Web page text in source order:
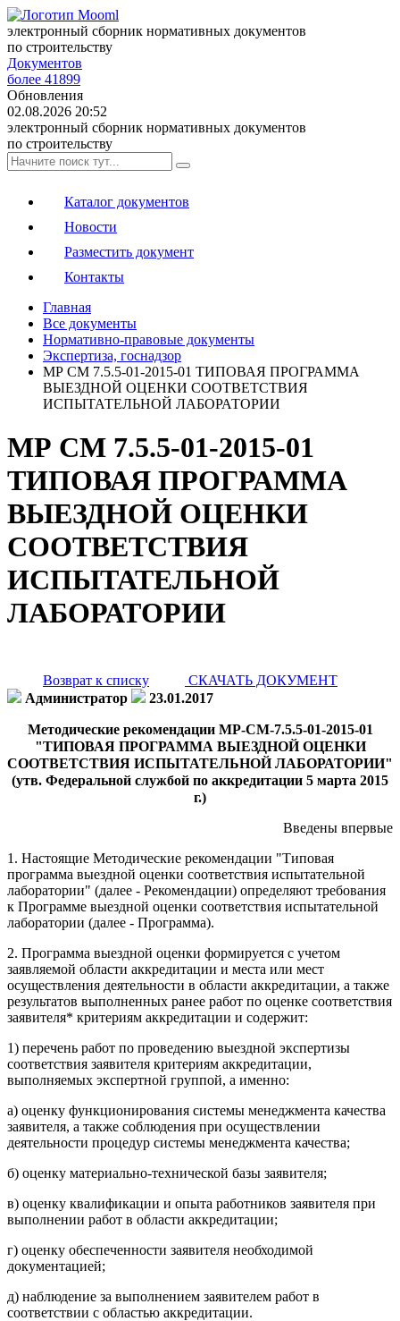
электронный сборник нормативных документов
по строительству
Документов
более 41899
Обновления
02.08.2026 20:52
электронный сборник нормативных документов
по строительству
Каталог документов
Новости
Разместить документ
Контакты
Главная
Все документы
Нормативно-правовые документы
Экспертиза, госнадзор
МР СМ 7.5.5-01-2015-01 ТИПОВАЯ ПРОГРАММА
ВЫЕЗДНОЙ ОЦЕНКИ СООТВЕТСТВИЯ
ИСПЫТАТЕЛЬНОЙ ЛАБОРАТОРИИ
МР СМ 7.5.5-01-2015-01
ТИПОВАЯ ПРОГРАММА
ВЫЕЗДНОЙ ОЦЕНКИ
СООТВЕТСТВИЯ
ИСПЫТАТЕЛЬНОЙ
ЛАБОРАТОРИИ
Возврат к списку
СКАЧАТЬ ДОКУМЕНТ
Администратор
23.01.2017
Методические рекомендации МР-СМ-7.5.5-01-2015-01
"ТИПОВАЯ ПРОГРАММА ВЫЕЗДНОЙ ОЦЕНКИ
СООТВЕТСТВИЯ ИСПЫТАТЕЛЬНОЙ ЛАБОРАТОРИИ"
(утв. Федеральной службой по аккредитации 5 марта 2015
г.)
Введены впервые
1. Настоящие Методические рекомендации "Типовая
программа выездной оценки соответствия испытательной
лаборатории" (далее - Рекомендации) определяют требования
к Программе выездной оценки соответствия испытательной
лаборатории (далее - Программа).
2. Программа выездной оценки формируется с учетом
заявляемой области аккредитации и места или мест
осуществления деятельности в области аккредитации, а также
результатов выполненных ранее работ по оценке соответствия
заявителя* критериям аккредитации и содержит:
1) перечень работ по проведению выездной экспертизы
соответствия заявителя критериям аккредитации,
выполняемых экспертной группой, а именно:
а) оценку функционирования системы менеджмента качества
заявителя, а также соблюдения при осуществлении
деятельности процедур системы менеджмента качества;
б) оценку материально-технической базы заявителя;
в) оценку квалификации и опыта работников заявителя при
выполнении работ в области аккредитации;
г) оценку обеспеченности заявителя необходимой
документацией;
д) наблюдение за выполнением заявителем работ в
соответствии с областью аккредитации.